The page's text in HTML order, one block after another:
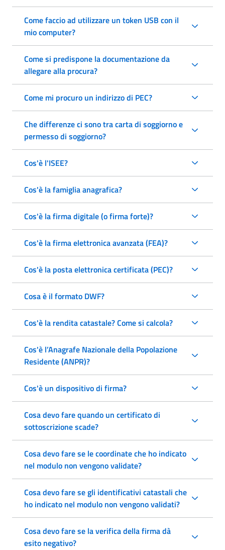
Come faccio ad utilizzare un token USB con il
mio computer?
Come si predispone la documentazione da
allegare alla procura?
Come mi procuro un indirizzo di PEC?
Che differenze ci sono tra carta di soggiorno e
permesso di soggiorno?
Cos'è l'ISEE?
Cos'è la famiglia anagrafica?
Cos'è la firma digitale (o firma forte)?
Cos'è la firma elettronica avanzata (FEA)?
Cos'è la posta elettronica certificata (PEC)?
Cosa è il formato DWF?
Cos'è la rendita catastale? Come si calcola?
Cos'è l’Anagrafe Nazionale della Popolazione
Residente (ANPR)?
Cos'è un dispositivo di firma?
Cosa devo fare quando un certificato di
sottoscrizione scade?
Cosa devo fare se le coordinate che ho indicato
nel modulo non vengono validate?
Cosa devo fare se gli identificativi catastali che
ho indicato nel modulo non vengono validati?
Cosa devo fare se la verifica della firma dà
esito negativo?